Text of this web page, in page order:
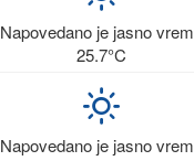
Napovedano je jasno
25.7°C
Napovedano je jasno